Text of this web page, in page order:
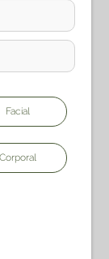
Facial
Corporal